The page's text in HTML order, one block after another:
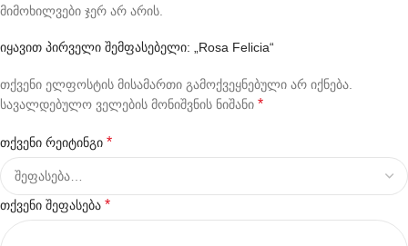
მიმოხილვები ჯერ არ არის.
იყავით პირველი შემფასებელი: „Rosa Felicia“
თქვენი ელფოსტის მისამართი გამოქვეყნებული არ იქნება.
სავალდებულო ველების მონიშვნის ნიშანი *
თქვენი რეიტინგი *
თქვენი შეფასება *